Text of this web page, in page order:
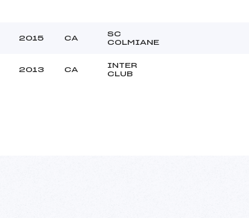
2015 CA
SC
COLMIANE
2013 CA
INTER
CLUB